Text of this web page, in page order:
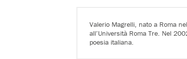
Valerio Magrelli, nato a Roma
all’Università Roma Tre. Nel
poesia italiana.